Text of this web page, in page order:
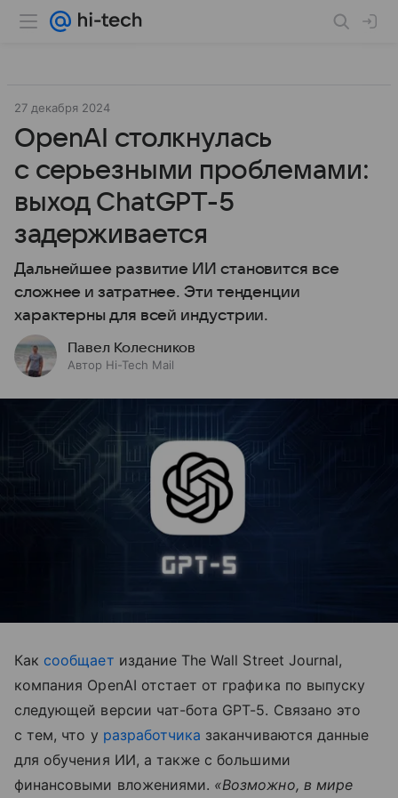
27 декабря 2024
OpenAI столкнулась
с серьезными проблемами:
выход ChatGPT-5
задерживается
Дальнейшее развитие ИИ становится все
сложнее и затратнее. Эти тенденции
характерны для всей индустрии.
Павел Колесников
Автор Hi-Tech Mail
Как сообщает издание The Wall Street Journal,
компания OpenAI отстает от графика по выпуску
следующей версии чат-бота GPT-5. Связано это
с тем, что у разработчика заканчиваются данные
для обучения ИИ, а также с большими
финансовыми вложениями. «Возможно, в мире